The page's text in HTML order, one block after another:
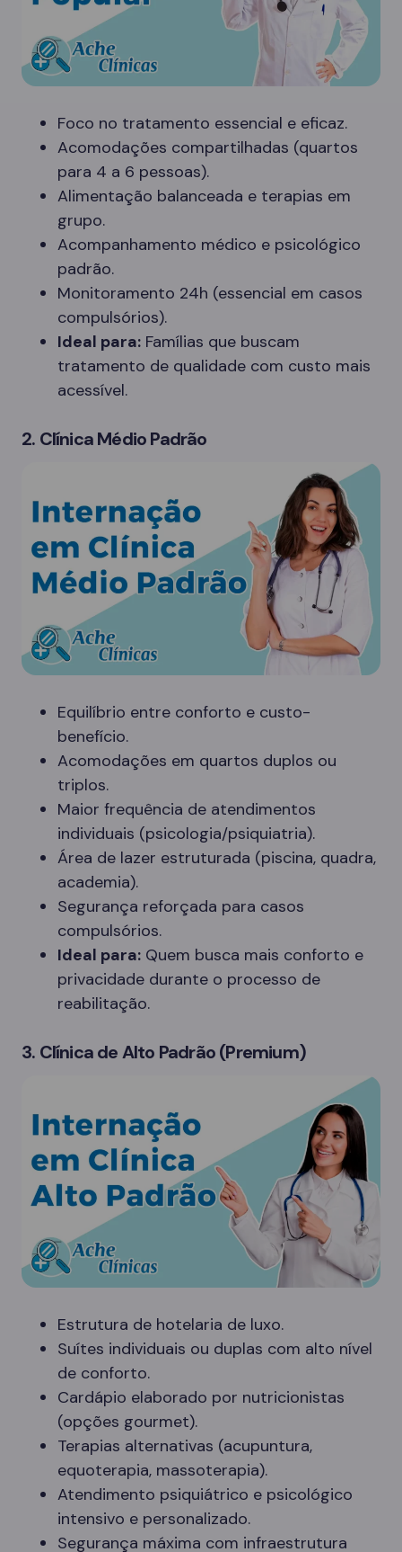
Foco no tratamento essencial e eficaz.
Acomodações compartilhadas (quartos
para 4 a 6 pessoas).
Alimentação balanceada e terapias em
grupo.
Acompanhamento médico e psicológico
padrão.
Monitoramento 24h (essencial em casos
compulsórios).
Ideal para: Famílias que buscam
tratamento de qualidade com custo mais
acessível.
2. Clínica Médio Padrão
Equilíbrio entre conforto e custo-
benefício.
Acomodações em quartos duplos ou
triplos.
Maior frequência de atendimentos
individuais (psicologia/psiquiatria).
Área de lazer estruturada (piscina, quadra,
academia).
Segurança reforçada para casos
compulsórios.
Ideal para: Quem busca mais conforto e
privacidade durante o processo de
reabilitação.
3. Clínica de Alto Padrão (Premium)
Estrutura de hotelaria de luxo.
Suítes individuais ou duplas com alto nível
de conforto.
Cardápio elaborado por nutricionistas
(opções gourmet).
Terapias alternativas (acupuntura,
equoterapia, massoterapia).
Atendimento psiquiátrico e psicológico
intensivo e personalizado.
Segurança máxima com infraestrutura